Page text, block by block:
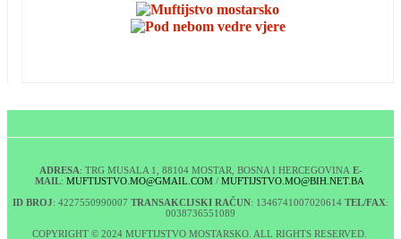
ADRESA: TRG MUSALA 1, 88104 MOSTAR, BOSNA I HERCEGOVINA E-
MAIL: MUFTIJSTVO.MO@GMAIL.COM/ MUFTIJSTVO.MO@BIH.NET.BA
ID BROJ: 4227550990007 TRANSAKCIJSKI RAČUN: 1346741007020614 TEL/FAX:
0038736551089
COPYRIGHT © 2024 MUFTIJSTVO MOSTARSKO. ALL RIGHTS RESERVED.